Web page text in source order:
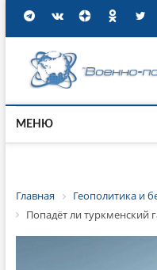
МЕНЮ
Главная
Геополитика и
Попадёт ли туркменский